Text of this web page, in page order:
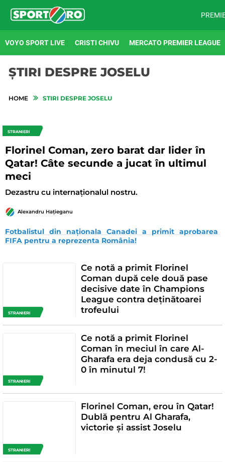
VOYO SPORT LIVE CRISTI CHIVU MERCATO PREMIER LEAGUE
ȘTIRI DESPRE JOSELU
HOME STIRI DESPRE JOSELU
STRANIERI
Florinel Coman, zero barat dar lider în
Qatar! Câte secunde a jucat în ultimul
meci
Dezastru cu internaționalul nostru.
Alexandru Hațieganu
Fotbalistul din naționala Canadei a primit aprobarea
FIFA pentru a reprezenta România!
STRANIERI
Ce notă a primit Florinel
Coman după cele două pase
decisive date în Champions
League contra deținătoarei
trofeului
STRANIERI
Ce notă a primit Florinel
Coman în meciul în care Al-
Gharafa era deja condusă cu 2-
0 în minutul 7!
STRANIERI
Florinel Coman, erou în Qatar!
Dublă pentru Al Gharafa,
victorie și assist Joselu